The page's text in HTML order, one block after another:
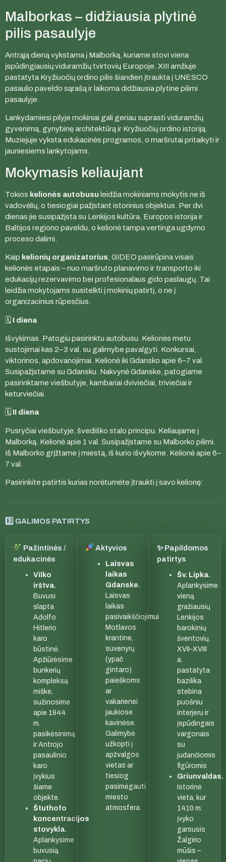
Malborkas – didžiausia plytinė
pilis pasaulyje
Antrąją dieną vykstama į Malborką, kuriame stovi viena
įspūdingiausių viduramžių tvirtovių Europoje. XIII amžiuje
pastatyta Kryžiuočių ordino pilis šiandien įtraukta į UNESCO
pasaulio paveldo sąrašą ir laikoma didžiausia plytine pilimi
pasaulyje.
Lankydamiesi pilyje mokiniai gali geriau suprasti viduramžių
gyvenimą, gynybinę architektūrą ir Kryžiuočių ordino istoriją.
Muziejuje vyksta edukacinės programos, o maršrutai pritaikyti ir
jauniesiems lankytojams.
Mokymasis keliaujant
Tokios kelionės autobusu leidžia mokiniams mokytis ne iš
vadovėlių, o tiesiogiai pažįstant istorinius objektus. Per dvi
dienas jie susipažįsta su Lenkijos kultūra, Europos istorija ir
Baltijos regiono paveldu, o kelionė tampa vertinga ugdymo
proceso dalimi.
Kaip kelionių organizatorius , GIDEO pasirūpina visais
kelionės etapais – nuo maršruto planavimo ir transporto iki
edukacijų rezervavimo bei profesionalaus gido paslaugų. Tai
leidžia mokytojams susitelkti į mokinių patirtį, o ne į
organizacinius rūpesčius.
🗓️ I diena
Išvykimas. Patogiu pasirinktu autobusu. Kelionės metu
sustojimai kas 2–3 val. su galimybe pavalgyti. Konkursai,
viktorinos, apdovanojimai. Kelionė iki Gdansko apie 6–7 val.
Susipažįstame su Gdansku. Nakvynė Gdanske, patogiame
pasirinktame viešbutyje, kambariai dviviečiai, triviečiai ir
keturviečiai.
🗓️ II diena
Pusryčiai viešbutyje, švediško stalo principu. Keliaujame į
Malborką. Kelionė apie 1 val. Susipažįstame su Malborko pilimi.
Iš Malborko grįžtame į miestą, iš kurio išvykome. Kelionė apie 6–
7 val.
Pasirinkite patirtis kurias norėtumėte įtraukti į savo kelionę:
3️⃣ GALIMOS PATIRTYS
Pažintinės /
edukacinės
Vilko
irštva.
Buvusi
slapta
Adolfo
Hitlerio
karo
būstinė.
Apžiūrėsime
bunkerių
kompleksą
miške,
sužinosime
apie 1944
m.
pasikėsinimą
ir Antrojo
pasaulinio
karo
įvykius
šiame
objekte.
Štuthofo
koncentracijos
stovykla.
Aplankysime
buvusią
Aktyvios
Laisvas
laikas
Gdanske.
Laisvas
laikas
pasivaikščiojimui
Motlavos
krantine,
suvenyrų
(ypač
gintaro)
paieškoms
ar
vakarienei
jaukiose
kavinėse.
Galimybė
užkopti į
apžvalgos
vietas ar
tiesiog
pasimėgauti
miesto
atmosfera.
✨ Papildomos
patirtys
Šv. Lipka.
Aplankysime
vieną
gražiausių
Lenkijos
barokinių
šventovių.
XVII–XVIII
a.
pastatyta
bazilika
stebina
puošniu
interjeru ir
įspūdingais
vargonais
su
judančiomis
figūromis
Griunvaldas.
Istorinė
vieta, kur
1410 m.
įvyko
garsusis
Žalgirio
mūšis –